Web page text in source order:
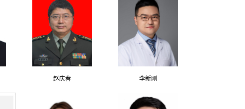
赵庆春 李新刚